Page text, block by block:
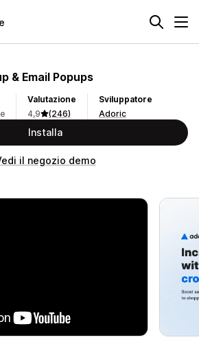
& Email Popups
Valutazione
4,9
(246)
Sviluppatore
Adoric
Installa
il negozio demo